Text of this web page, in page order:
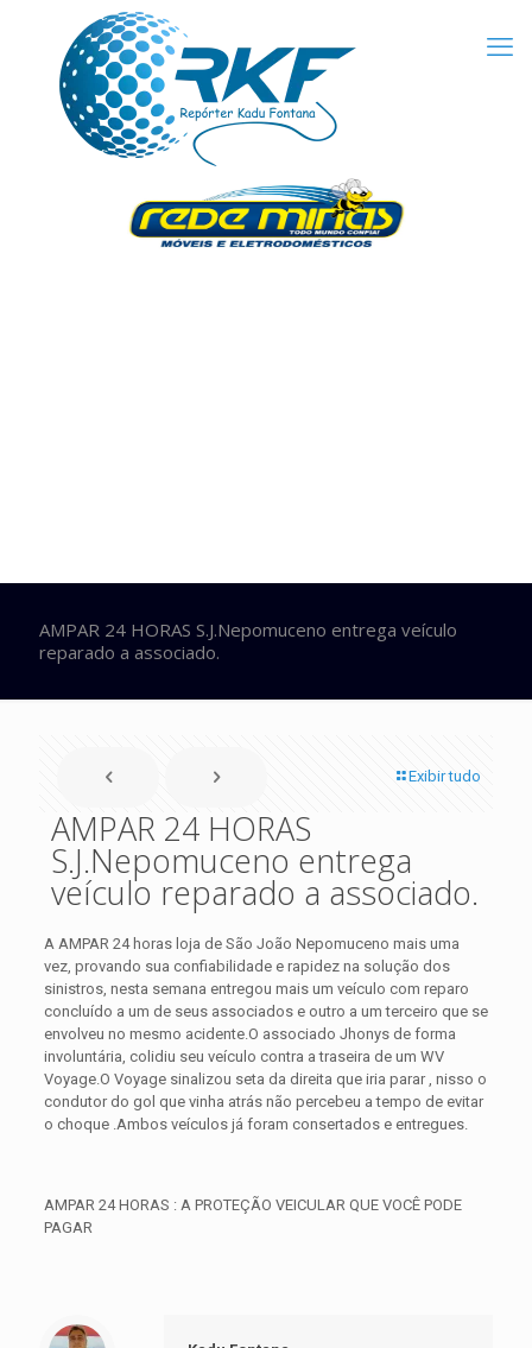
AMPAR 24 HORAS S.J.Nepomuceno entrega veículo
reparado a associado.
Exibir tudo
AMPAR 24 HORAS
S.J.Nepomuceno entrega
veículo reparado a associado.
A AMPAR 24 horas loja de São João Nepomuceno mais uma
vez, provando sua confiabilidade e rapidez na solução dos
sinistros, nesta semana entregou mais um veículo com reparo
concluído a um de seus associados e outro a um terceiro que se
envolveu no mesmo acidente.O associado Jhonys de forma
involuntária, colidiu seu veículo contra a traseira de um WV
Voyage.O Voyage sinalizou seta da direita que iria parar , nisso o
condutor do gol que vinha atrás não percebeu a tempo de evitar
o choque .Ambos veículos já foram consertados e entregues.
AMPAR 24 HORAS : A PROTEÇÃO VEICULAR QUE VOCÊ PODE
PAGAR